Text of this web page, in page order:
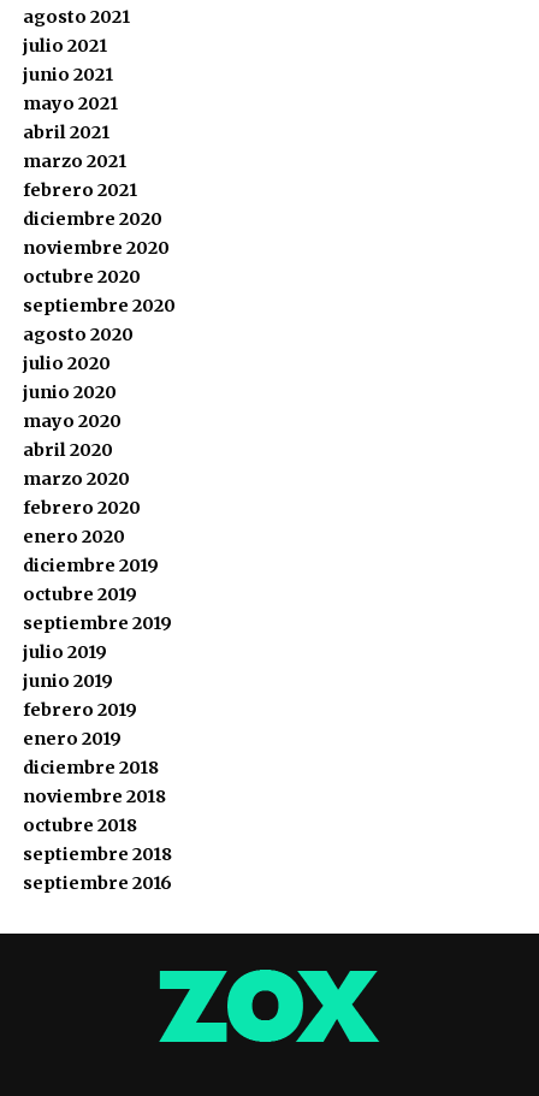
agosto 2021
julio 2021
junio 2021
mayo 2021
abril 2021
marzo 2021
febrero 2021
diciembre 2020
noviembre 2020
octubre 2020
septiembre 2020
agosto 2020
julio 2020
junio 2020
mayo 2020
abril 2020
marzo 2020
febrero 2020
enero 2020
diciembre 2019
octubre 2019
septiembre 2019
julio 2019
junio 2019
febrero 2019
enero 2019
diciembre 2018
noviembre 2018
octubre 2018
septiembre 2018
septiembre 2016